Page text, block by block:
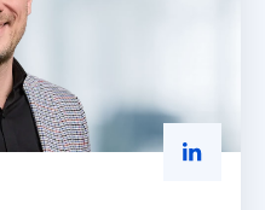
Zu